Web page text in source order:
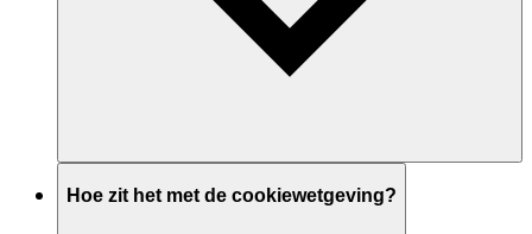
Hoe zit het met de cookiewetgeving?